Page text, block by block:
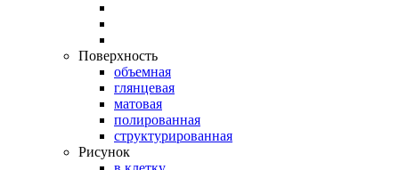
Поверхность
объемная
глянцевая
матовая
полированная
структурированная
Рисунок